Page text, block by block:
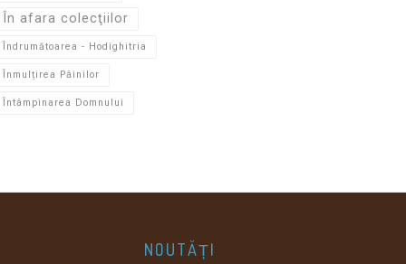
În afara colecţiilor
Îndrumătoarea - Hodighitria
Înmulțirea Pâinilor
Întâmpinarea Domnului
NOUTĂȚI